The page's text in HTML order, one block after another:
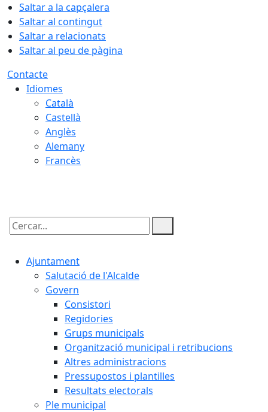
Saltar a la capçalera
Saltar al contingut
Saltar a relacionats
Saltar al peu de pàgina
Contacte
Idiomes
Català
Castellà
Anglès
Alemany
Francès
Cercar:
Ajuntament
Salutació de l'Alcalde
Govern
Consistori
Regidories
Grups municipals
Organització municipal i retribucions
Altres administracions
Pressupostos i plantilles
Resultats electorals
Ple municipal